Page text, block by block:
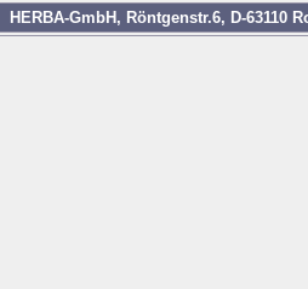
HERBA-GmbH, Röntgenstr.6, D-63110